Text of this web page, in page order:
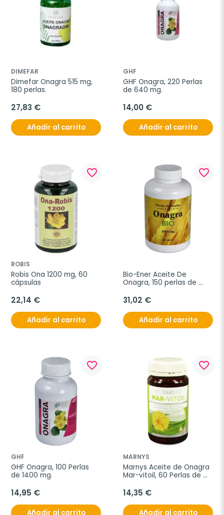
DIMEFAR
Dimefar Onagra 515 mg,
180 perlas.
27,83 €
Añadir al carrito
GHF
GHF Onagra, 220 Perlas
de 640 mg.
14,00 €
Añadir al carrito
favorite_border
ROBIS
Robis Ona 1200 mg, 60
cápsulas
22,14 €
Añadir al carrito
favorite_border
Bio-Ener Aceite De
Onagra, 150 perlas de
31,02 €
Añadir al carrito
favorite_border
GHF
GHF Onagra, 100 Perlas
de 1400 mg.
14,95 €
Añadir al carrito
favorite_border
MARNYS
Marnys Aceite de Onagra
Mar-vitoil, 60 Perlas de
14,35 €
Añadir al carrito